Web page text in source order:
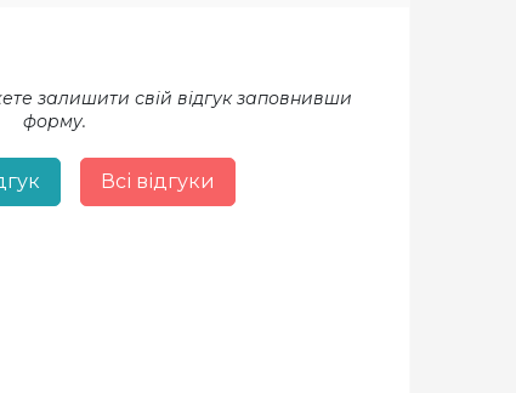
залишити свій відгук заповнивши
форму.
Всі відгуки